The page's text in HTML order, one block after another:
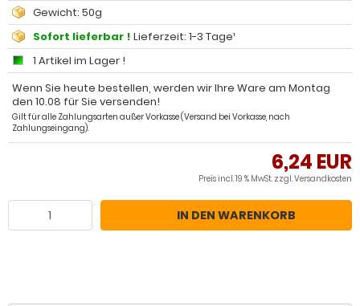
Gewicht: 50g
Sofort lieferbar ! Lieferzeit: 1-3 Tage¹
1 Artikel im Lager !
Wenn Sie heute bestellen, werden wir Ihre Ware am Montag
den 10.08 für Sie versenden!
Gilt für alle Zahlungsarten außer Vorkasse (Versand bei Vorkasse, nach
Zahlungseingang).
6,24 EUR
Preis incl. 19 % MwSt. zzgl.Versandkosten
IN DEN WARENKORB